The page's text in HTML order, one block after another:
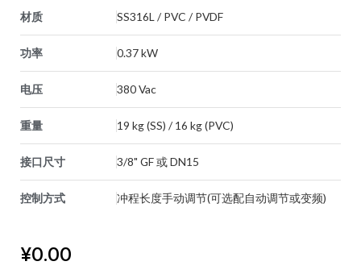
材质 SS316L / PVC / PVDF
功率 0.37 kW
电压 380 Vac
重量 19 kg (SS) / 16 kg (PVC)
接口尺寸 3/8" GF 或 DN15
控制方式 冲程长度手动调节(可选配自动调节或变频)
¥0.00